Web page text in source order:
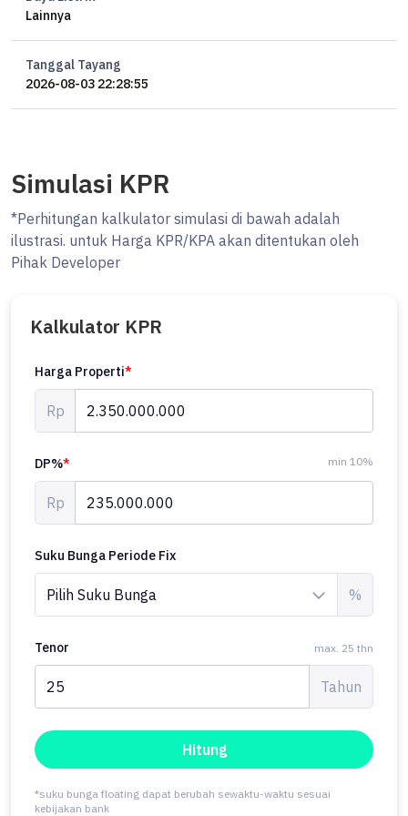
Lainnya
Tanggal Tayang
2026-08-03 22:28:55
Simulasi KPR
*Perhitungan kalkulator simulasi di bawah adalah
ilustrasi. untuk Harga KPR/KPA akan ditentukan oleh
Pihak Developer
Kalkulator KPR
Harga Properti*
Rp
DP%* min 10%
Rp
Suku Bunga Periode Fix
%
Tenor max. 25 thn
Tahun
Hitung
*suku bunga floating dapat berubah sewaktu-waktu sesuai
kebijakan bank